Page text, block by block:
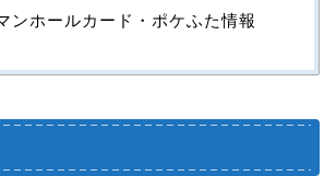
ンホールカード・ポケふた情報